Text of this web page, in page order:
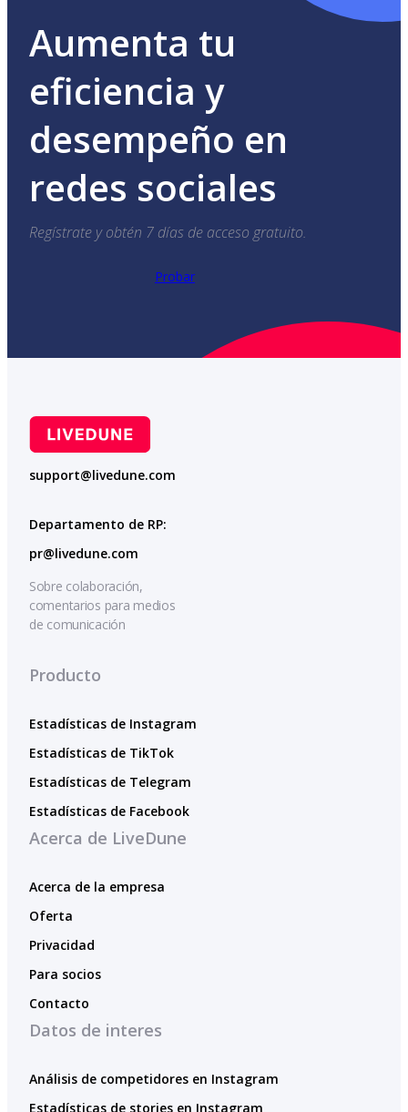
Aumenta tu
eficiencia y
desempeño en
redes sociales
Regístrate y obtén 7 días de acceso gratuito.
Probar
support@livedune.com
Departamento de RP:
pr@livedune.com
Sobre colaboración,
comentarios para medios
de comunicación
Producto
Estadísticas de Instagram
Estadísticas de TikTok
Estadísticas de Telegram
Estadísticas de Facebook
Acerca de LiveDune
Acerca de la empresa
Oferta
Privacidad
Para socios
Contacto
Datos de interes
Análisis de competidores en Instagram
Estadísticas de stories en Instagram